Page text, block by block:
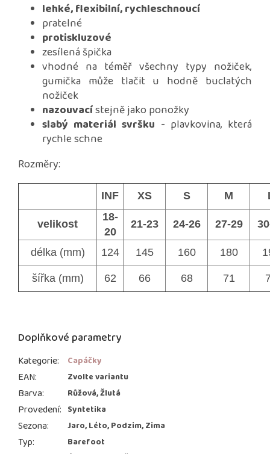
lehké, flexibilní, rychleschnoucí
pratelné
protiskluzové
zesílená špička
vhodné na téměř všechny typy nožiček,
gumička může tlačit u hodně buclatých
nožiček
nazouvacístejně jako ponožky
slabý materiál svršku - plavkovina, která
rychle schne
Rozměry:
INF XS S M
velikost
18-
20
21-23 24-26 27-29
délka (mm) 124 145 160 180
šířka (mm) 62 66 68 71
Doplňkové parametry
Kategorie: Capáčky
EAN: Zvolte variantu
Barva: Růžová, Žlutá
Provedení: Syntetika
Sezona: Jaro, Léto, Podzim, Zima
Typ: Barefoot